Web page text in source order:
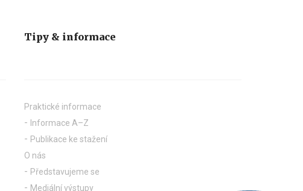
Tipy & informace
Praktické informace
Informace A–Z
Publikace ke stažení
O nás
Představujeme se
Mediální výstupy